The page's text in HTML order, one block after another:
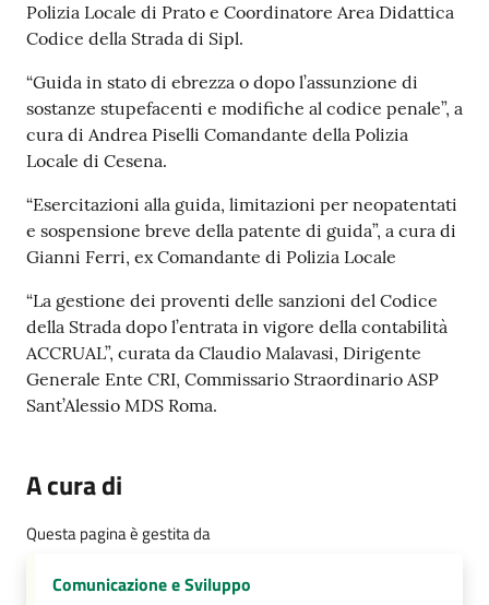
Polizia Locale di Prato e Coordinatore Area Didattica
Codice della Strada di Sipl.
“Guida in stato di ebrezza o dopo l’assunzione di
sostanze stupefacenti e modifiche al codice penale”, a
cura di Andrea Piselli Comandante della Polizia
Locale di Cesena.
“Esercitazioni alla guida, limitazioni per neopatentati
e sospensione breve della patente di guida”, a cura di
Gianni Ferri, ex Comandante di Polizia Locale
“La gestione dei proventi delle sanzioni del Codice
della Strada dopo l’entrata in vigore della contabilità
ACCRUAL”, curata da Claudio Malavasi, Dirigente
Generale Ente CRI, Commissario Straordinario ASP
Sant’Alessio MDS Roma.
A cura di
Questa pagina è gestita da
Comunicazione e Sviluppo